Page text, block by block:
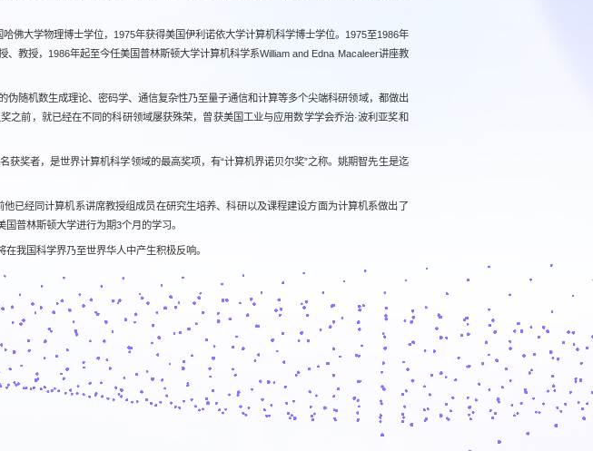
佛大学物理博士学位，1975年获得美国伊利诺依大学计算机科学博士学位。1975至1986年
教授，1986年起至今任美国普林斯顿大学计算机科学系William and Edna Macaleer讲座教
随机数生成理论、密码学、通信复杂性乃至量子通信和计算等多个尖端科研领域，都做出
前，就已经在不同的科研领域屡获殊荣，曾获美国工业与应用数学学会乔治·波利亚奖和
奖者，是世界计算机科学领域的最高奖项，有“计算机界诺贝尔奖”之称。姚期智先生是迄
已经同计算机系讲席教授组成员在研究生培养、科研以及课程建设方面为计算机系做出了
普林斯顿大学进行为期3个月的学习。
我国科学界乃至世界华人中产生积极反响。